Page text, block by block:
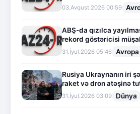
03.Avqust.2026 00:59
ABŞ-da qızılca
rekord göstəricisi
31.İyul.2026 05:46 Avropa
Rusiya Ukraynanın iri
raket və dron atəşinə
31.İyul.2026 03:09 Dünya